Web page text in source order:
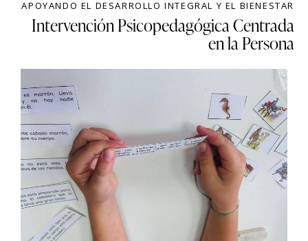
APOYANDO EL DESARROLLO INTEGRAL Y EL BIENESTAR
Intervención Psicopedagógica Centrada
en la Persona